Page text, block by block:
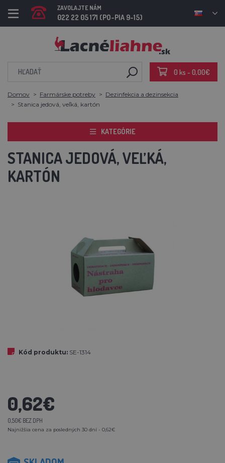
ZAVOLAJTE NÁM
022 22 05 171 (PO-PIA 9-15)
0 ks - 0,00€
Domov Farmárske potreby
Dezinfekcia a dezinsekcia
Stanica jedová, veľká, kartón
KATEGÓRIE
STANICA JEDOVÁ, VEĽKÁ,
KARTÓN
Kód produktu: SE-1314
0,62€
0,50€ BEZ DPH
Najnižšia cena za posledných 30 dní - 0,62€